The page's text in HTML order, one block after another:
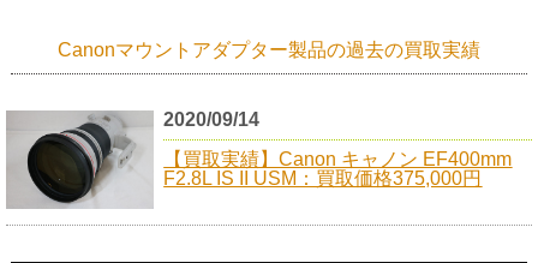
Canonマウントアダプター製品の過去の買取実績
2020/09/14
【買取実績】Canon キャノン EF400mm
F2.8L IS II USM：買取価格375,000円